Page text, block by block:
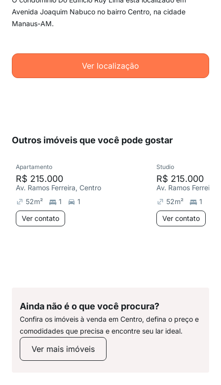
Avenida Joaquim Nabuco no bairro Centro, na cidade
Manaus-AM.
Ver localização
Outros imóveis que você pode gostar
Apartamento
R$ 215.000
Av. Ramos Ferreira, Centro
52m² 1
1
Ver contato
Studio
R$ 215.000
Av. Ramos Ferreira,
52m² 1
Ver contato
Ainda não é o que você procura?
Confira os imóveis à venda em Centro, defina o preço e
comodidades que precisa e encontre seu lar ideal.
Ver mais imóveis